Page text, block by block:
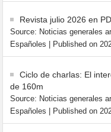
Revista julio 2026 en
Source: Noticias generales
Españoles
Published on
Ciclo de charlas: El
de 160m
Source: Noticias generales
Españoles
Published on